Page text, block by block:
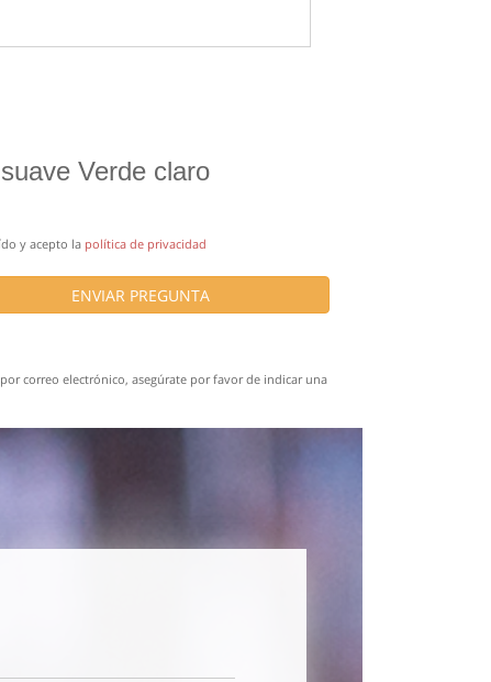
Verde claro
y acepto la política de privacidad
ENVIAR PREGUNTA
correo electrónico, asegúrate por favor de indicar una